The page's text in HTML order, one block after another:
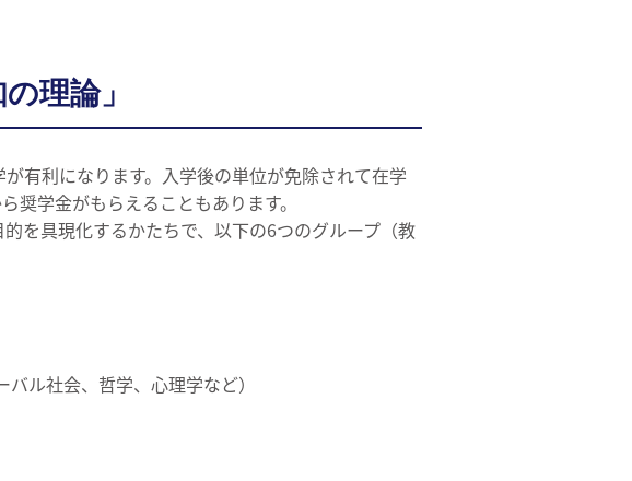
理論」
有利になります。入学後の単位が免除されて在学
学金がもらえることもあります。
を具現化するかたちで、以下の6つのグループ（教
ル社会、哲学、心理学など）